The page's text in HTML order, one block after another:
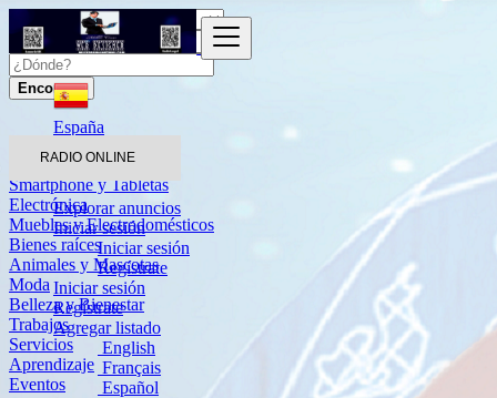
RADIO ONLINE
Explorar anuncios
Iniciar sesión
Iniciar sesión
Regístrate
Iniciar sesión
Regístrate
Agregar listado
English
Français
Español
Encontrar
España
Automóviles
Smartphone y Tabletas
Electrónica
Muebles y Electrodomésticos
Bienes raíces
Animales y Mascotas
Moda
Belleza y Bienestar
Trabajos
Servicios
Aprendizaje
Eventos